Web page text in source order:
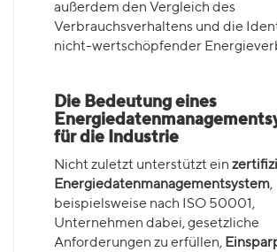
außerdem den Vergleich des
Verbrauchsverhaltens und die
nicht-wertschöpfender
Die Bedeutung eines
für die Industrie
Nicht zuletzt unterstützt ein
Energiedatenmanagementsystem,
beispielsweise nach ISO 50001,
Unternehmen dabei, gesetzliche
Anforderungen zu erfüllen,